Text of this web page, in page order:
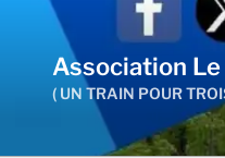
contenu
principal
Association
( UN TRAIN POUR